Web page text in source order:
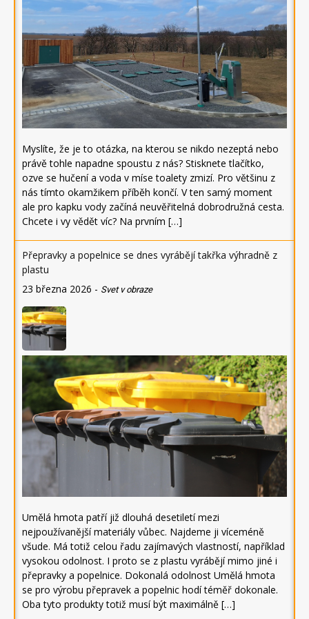
Myslíte, že je to otázka, na kterou se nikdo nezeptá nebo
právě tohle napadne spoustu z nás? Stisknete tlačítko,
ozve se hučení a voda v míse toalety zmizí. Pro většinu z
nás tímto okamžikem příběh končí. V ten samý moment
ale pro kapku vody začíná neuvěřitelná dobrodružná cesta.
Chcete i vy vědět víc? Na prvním […]
Přepravky a popelnice se dnes vyrábějí takřka výhradně z
plastu
23 března 2026 - Svet v obraze
Umělá hmota patří již dlouhá desetiletí mezi
nejpoužívanější materiály vůbec. Najdeme ji víceméně
všude. Má totiž celou řadu zajímavých vlastností, například
vysokou odolnost. I proto se z plastu vyrábějí mimo jiné i
přepravky a popelnice. Dokonalá odolnost Umělá hmota
se pro výrobu přepravek a popelnic hodí téměř dokonale.
Oba tyto produkty totiž musí být maximálně […]